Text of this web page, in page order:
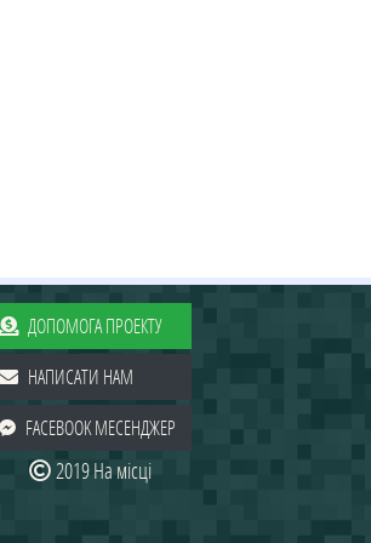
ДОПОМОГА ПРОЕКТУ
НАПИСАТИ НАМ
FACEBOOK МЕСЕНДЖЕР
2019 На місці